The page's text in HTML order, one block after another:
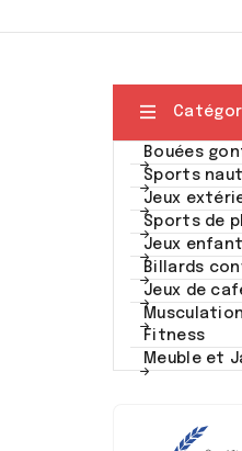

Bouées
Sports
Jeux
Sports de
Jeux
Billards
Jeux de
Fitness
Meuble et